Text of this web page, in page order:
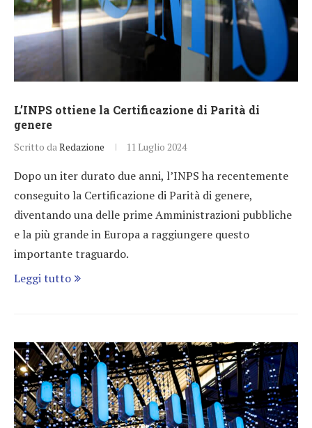
L’INPS ottiene la Certificazione di Parità di
genere
Scritto da Redazione 11 Luglio 2024
Dopo un iter durato due anni, l’INPS ha recentemente
conseguito la Certificazione di Parità di genere,
diventando una delle prime Amministrazioni pubbliche
e la più grande in Europa a raggiungere questo
importante traguardo.
Leggi tutto